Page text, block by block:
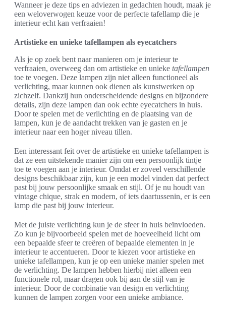
Wanneer je deze tips en adviezen in gedachten houdt, maak je
een weloverwogen keuze voor de perfecte tafellamp die je
interieur echt kan verfraaien!
Artistieke en unieke tafellampen als eyecatchers
Als je op zoek bent naar manieren om je interieur te
verfraaien, overweeg dan om artistieke en unieke tafellampen
toe te voegen. Deze lampen zijn niet alleen functioneel als
verlichting, maar kunnen ook dienen als kunstwerken op
zichzelf. Dankzij hun onderscheidende designs en bijzondere
details, zijn deze lampen dan ook echte eyecatchers in huis.
Door te spelen met de verlichting en de plaatsing van de
lampen, kun je de aandacht trekken van je gasten en je
interieur naar een hoger niveau tillen.
Een interessant feit over de artistieke en unieke tafellampen is
dat ze een uitstekende manier zijn om een persoonlijk tintje
toe te voegen aan je interieur. Omdat er zoveel verschillende
designs beschikbaar zijn, kun je een model vinden dat perfect
past bij jouw persoonlijke smaak en stijl. Of je nu houdt van
vintage chique, strak en modern, of iets daartussenin, er is een
lamp die past bij jouw interieur.
Met de juiste verlichting kun je de sfeer in huis beïnvloeden.
Zo kun je bijvoorbeeld spelen met de hoeveelheid licht om
een bepaalde sfeer te creëren of bepaalde elementen in je
interieur te accentueren. Door te kiezen voor artistieke en
unieke tafellampen, kun je op een unieke manier spelen met
de verlichting. De lampen hebben hierbij niet alleen een
functionele rol, maar dragen ook bij aan de stijl van je
interieur. Door de combinatie van design en verlichting
kunnen de lampen zorgen voor een unieke ambiance.